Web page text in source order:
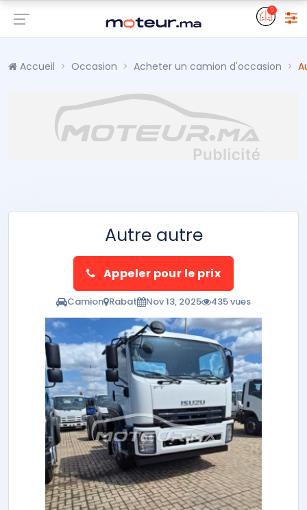
0
Accueil Occasion Acheter un camion d'occasion
Autre autre
Appeler pour le prix
Camion Rabat Nov 13, 2025 435 vues